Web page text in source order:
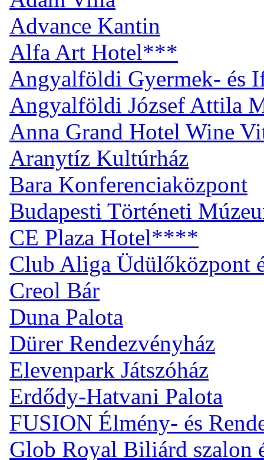
Advance Kantin
Alfa Art Hotel***
Angyalföldi Gyermek- és
Angyalföldi József Attila
Anna Grand Hotel Wine
Aranytíz Kultúrház
Bara Konferenciaközpont
Budapesti Történeti
CE Plaza Hotel****
Club Aliga Üdülőközpont
Creol Bár
Duna Palota
Dürer Rendezvényház
Elevenpark Játszóház
Erdődy-Hatvani Palota
FUSION Élmény- és
Glob Royal Biliárd szalon